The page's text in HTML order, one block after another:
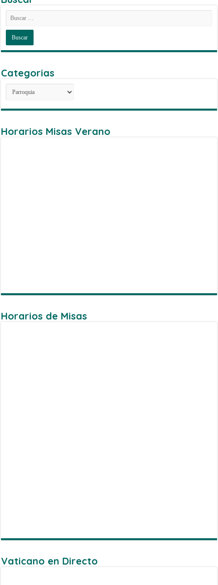
Categorias
Categorias
Horarios Misas Verano
Horarios de Misas
Vaticano en Directo